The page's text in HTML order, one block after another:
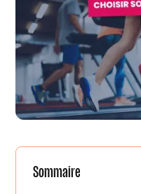
Sommaire